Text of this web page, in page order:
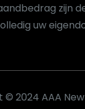
zijn
uw
2024 AAA